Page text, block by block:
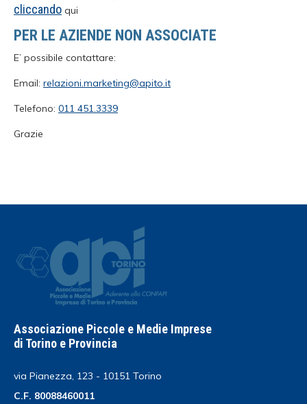
cliccando qui
PER LE AZIENDE NON ASSOCIATE
E’ possibile contattare:
Email: relazioni.marketing@apito.it
Telefono: 011 451.3339
Grazie
Associazione Piccole e Medie Imprese
di Torino e Provincia
via Pianezza, 123 - 10151 Torino
C.F. 80088460011